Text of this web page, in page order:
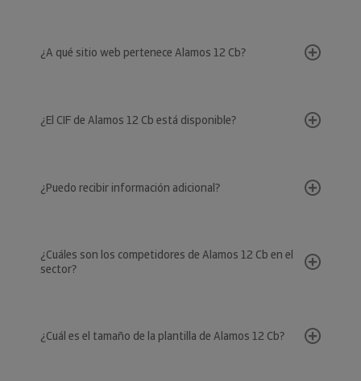
¿A qué sitio web pertenece Alamos 12 Cb?
¿El CIF de Alamos 12 Cb está disponible?
¿Puedo recibir información adicional?
¿Cuáles son los competidores de Alamos 12 Cb en el
sector?
¿Cuál es el tamaño de la plantilla de Alamos 12 Cb?